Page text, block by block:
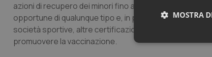
azioni di recupero dei minori fino a 16 anni, come
opportune di qualunque tipo e, in particolare, altre
società sportive, altre certificazioni), ricoveri, altre
promuovere la vaccinazione.
MOSTRA